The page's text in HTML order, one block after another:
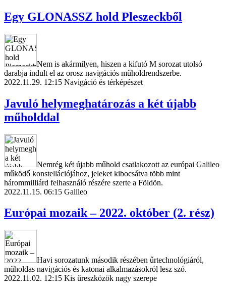
Egy GLONASSZ hold Pleszeckből
Nem is akármilyen, hiszen a kifutó M sorozat utolsó
darabja indult el az orosz navigációs műholdrendszerbe.
2022.11.29. 12:15 Navigáció és térképészet
Javuló helymeghatározás a két újabb
műholddal
Nemrég két újabb műhold csatlakozott az európai Galileo
működő konstellációjához, jeleket kibocsátva több mint
hárommilliárd felhasználó részére szerte a Földön.
2022.11.15. 06:15 Galileo
Európai mozaik – 2022. október (2. rész)
Havi sorozatunk második részében űrtechnológiáról,
műholdas navigációs és katonai alkalmazásokról lesz szó.
2022.11.02. 12:15 Kis űreszközök nagy szerepe